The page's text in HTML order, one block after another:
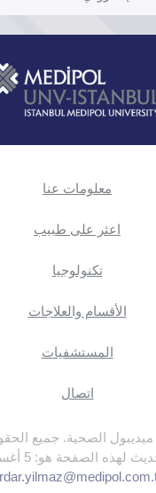
معلومات عنا
اعثر على طبيب
تكنولوجيا
الأقسام والعلاجات
المستشفيات
اتصال
الصحية. جميع
الصفحة هو: 5 أغسطس 2026 /